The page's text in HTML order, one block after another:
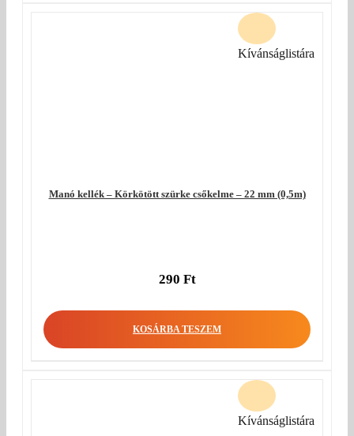
Manó kellék – Körkötött szürke csőkelme – 22 mm (0,5m)
290 Ft
KOSÁRBA TESZEM
Kívánságlistára
Kívánságlistára